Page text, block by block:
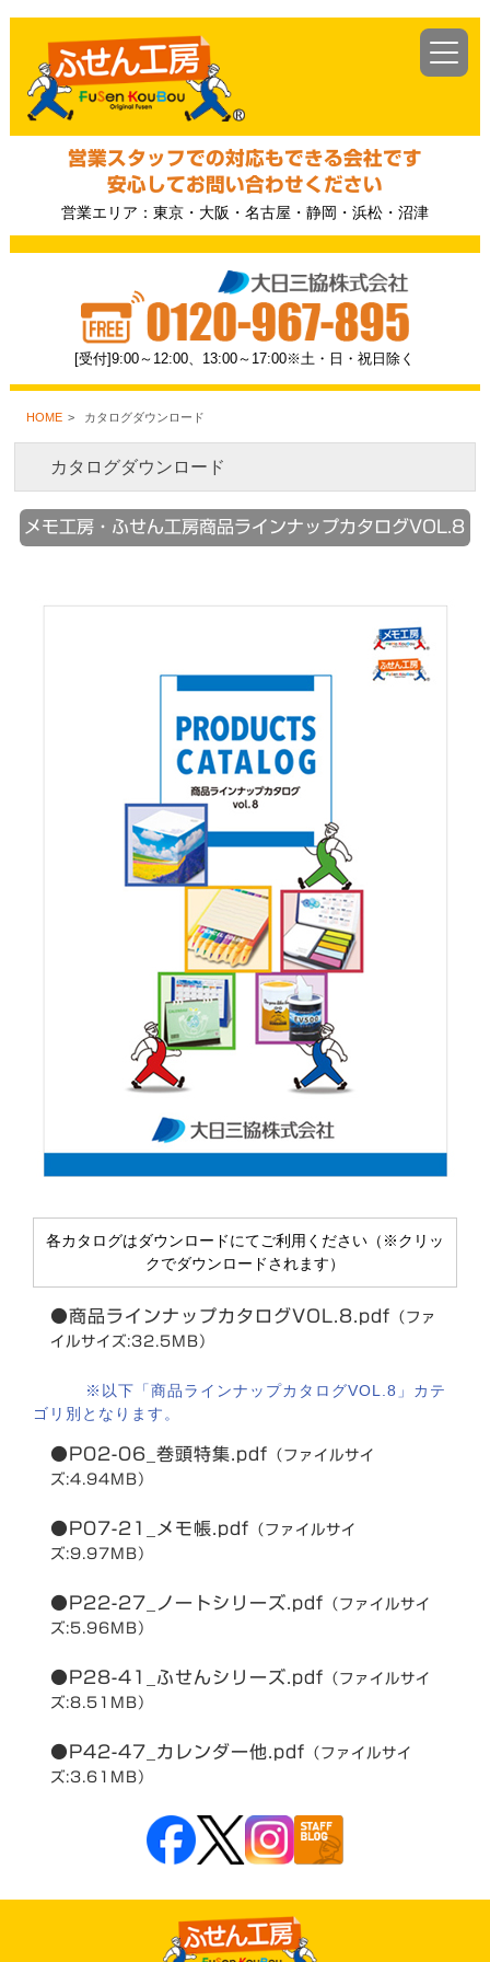
営業スタッフでの対応もできる会社です
安心してお問い合わせください
営業エリア：東京・大阪・名古屋・静岡・浜松・沼津
[受付]9:00～12:00、13:00～17:00※土・日・祝日除く
HOME カタログダウンロード
カタログダウンロード
メモ工房・ふせん工房商品ラインナップカタログVOL.8
各カタログはダウンロードにてご利用ください（※クリッ
クでダウンロードされます）
●商品ラインナップカタログVOL.8.pdf （ファ
イルサイズ:32.5MB）
※以下「商品ラインナップカタログVOL.8」カテ
ゴリ別となります。
●P02-06_巻頭特集.pdf （ファイルサイ
ズ:4.94MB）
●P07-21_メモ帳.pdf （ファイルサイ
ズ:9.97MB）
●P22-27_ノートシリーズ.pdf （ファイルサイ
ズ:5.96MB）
●P28-41_ふせんシリーズ.pdf （ファイルサイ
ズ:8.51MB）
●P42-47_カレンダー他.pdf （ファイルサイ
ズ:3.61MB）